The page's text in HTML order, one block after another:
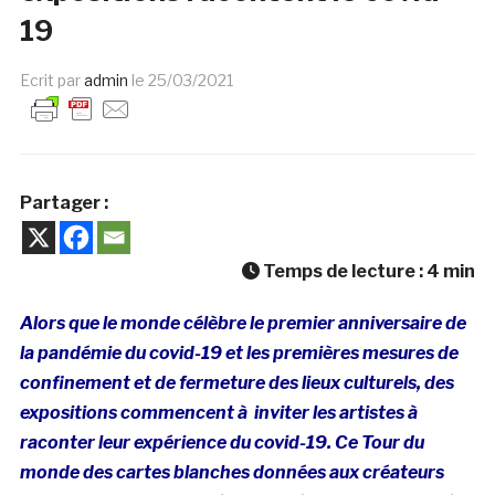
19
Ecrit paradmin le 25/03/2021
Partager :
Temps de lecture : 4 min
Alors que le monde célèbre le premier anniversaire de
la pandémie du covid-19 et les premières mesures de
confinement et de fermeture des lieux culturels, des
expositions commencent à inviter les artistes à
raconter leur expérience du covid-19. Ce Tour du
monde des cartes blanches données aux créateurs